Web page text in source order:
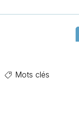
Mots clés